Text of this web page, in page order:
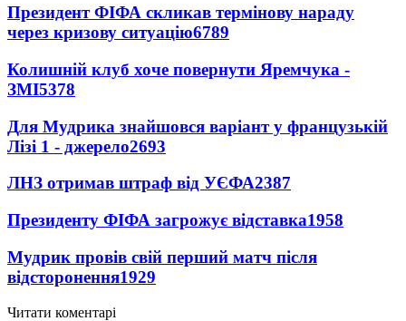
Президент ФІФА скликав термінову нараду
через кризову ситуацію6789
Колишній клуб хоче повернути Яремчука -
ЗМІ5378
Для Мудрика знайшовся варіант у французькій
Лізі 1 - джерело2693
ЛНЗ отримав штраф від УЄФА2387
Президенту ФІФА загрожує відставка1958
Мудрик провів свій перший матч після
відсторонення1929
Читати коментарі